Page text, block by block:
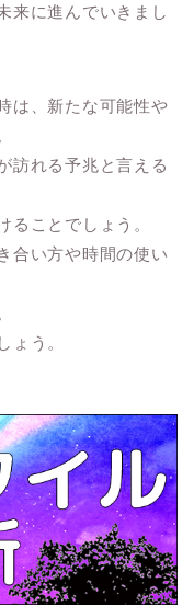
来に進んでいきまし
は、新たな可能性や
訪れる予兆と言える
ることでしょう。
合い方や時間の使い
ょう。